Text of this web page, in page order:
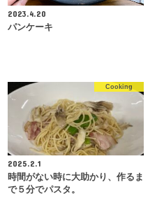
2023.4.20
パンケーキ
Cooking
2025.2.1
時間がない時に大助かり、作るま
で５分でパスタ。